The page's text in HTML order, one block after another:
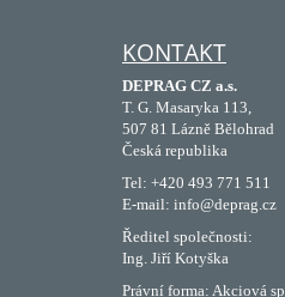
KONTAKT
DEPRAG CZ a.s.
T. G. Masaryka 113,
507 81 Lázně Bělohrad
Česká republika
Tel: +420 493 771 511
E-mail: info@deprag.cz
Ředitel společnosti:
Ing. Jiří Kotyška
Právní forma: Akciová